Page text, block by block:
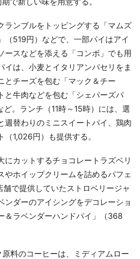
ンブルをトッピングする「マムズ
（519円）などで、一部パイはアイ
ースなどを添える「コンボ」でも用
イは、小麦とイタリアンパセリをま
とチーズを包む「マック＆チー
と牛肉などを包む「シェパーズパ
。ランチ（11時～15時）には、選
週替わりのミニスイートパイ、鶏肉
1,026円）も提供する。
カットするチョコレートラズベリ
やホイップクリームを詰めるパフェ
舗で提供していたストロベリージャ
ンダーのアイシングをデコレーショ
＆ラベンダーハンドパイ」（368
料のコーヒーは、ミディアムロー